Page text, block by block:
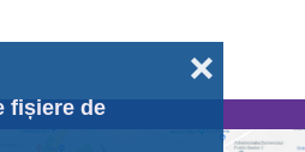
fișiere de
❌